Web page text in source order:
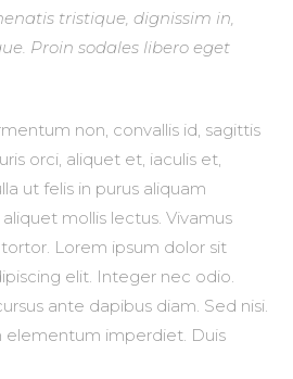
tristique, dignissim in,
Proin sodales libero eget
non, convallis id, sagittis
orci, aliquet et, iaculis et,
ut felis in purus aliquam
mollis lectus. Vivamus
Lorem ipsum dolor sit
elit. Integer nec odio.
ante dapibus diam. Sed nisi.
elementum imperdiet. Duis